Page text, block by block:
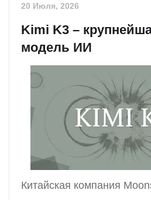
20 Июля, 2026
Kimi K3 –
модель ИИ
Китайская компания